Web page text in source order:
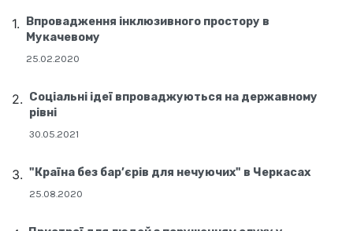
Впровадження інклюзивного простору в
Мукачевому
25.02.2020
Соціальні ідеї впроваджуються на державному
рівні
30.05.2021
"Країна без бар’єрів для нечуючих" в Черкасах
25.08.2020